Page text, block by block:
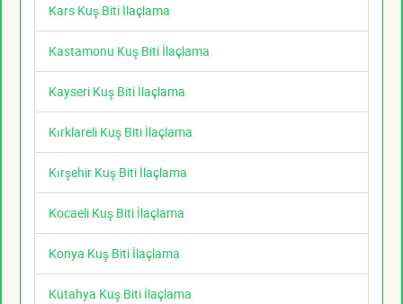
Kars Kuş Biti İlaçlama
Kastamonu Kuş Biti İlaçlama
Kayseri Kuş Biti İlaçlama
Kırklareli Kuş Biti İlaçlama
Kırşehir Kuş Biti İlaçlama
Kocaeli Kuş Biti İlaçlama
Konya Kuş Biti İlaçlama
Kütahya Kuş Biti İlaçlama